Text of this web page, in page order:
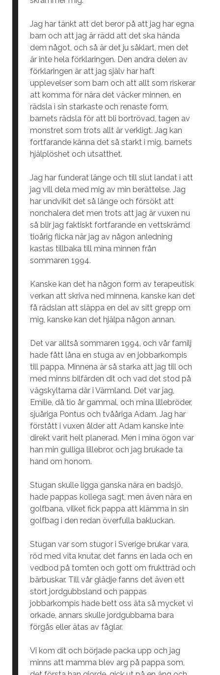
Jag har tänkt att det beror på att jag har egna
barn och att jag är rädd att det ska hända
dem något, och så är det ju såklart, men det
är inte hela förklaringen. Den andra delen av
förklaringen är att jag själv har haft
upplevelser som barn och att allt som riskerar
att komma för nära det väcker minnen, en
rädsla i sin starkaste och renaste form,
barnets rädsla för att bli bortrövad, tagen av
monstret som trots allt är verkligt. Jag kan
fortfarande känna det så starkt i mig, barnets
hjälplöshet och utsatthet.
Jag har funderat länge och till slut landat i att
jag vill dela med mig av min berättelse. Jag
har undvikit det så länge och försökt att
nonchalera det men trots att jag är vuxen nu
så blir jag faktiskt fortfarande en vettskrämd
tioårig flicka när jag av någon anledning
kastas tillbaka till mina minnen från
sommaren 1994.
Kanske kan det ha någon form av terapeutisk
verkan att skriva ned minnena, kanske kan det
få rädslan att släppa en del av sitt grepp om
mig, kanske kan det hjälpa någon annan.
Det var alltså sommaren 1994, och vår familj
hade fått låna en stuga av en jobbarkompis
till pappa. Minnena är så starka att jag till och
med minns bilfärden dit och vad det stod på
vägskyltarna där i Värmland. Det var jag,
Emilie, då tio år gammal, och mina lillebröder,
sjuåriga Pontus och tvååriga Adam. Jag har
förstått i vuxen ålder att Adam kanske inte
direkt varit helt planerad. Men i mina ögon var
han min gulliga lillebror, och jag brukade ta
hand om honom.
Stugan skulle ligga ganska nära en badsjö,
hade pappas kollega sagt, men även nära en
golfbana, vilket fick pappa att klämma in sin
golfbag i den redan överfulla bakluckan.
Stugan var som stugor i Sverige brukar vara,
röd med vita knutar, det fanns en lada och en
vedbod på tomten och gott om fruktträd och
bärbuskar. Till vår glädje fanns det även ett
stort jordgubbsland och pappas
jobbarkompis hade bett oss äta så mycket vi
orkade, annars skulle jordgubbarna bara
förgås eller ätas av fåglar.
Vi kom dit och började packa upp och jag
minns att mamma blev arg på pappa som,